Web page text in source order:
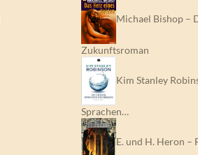
Michael Bishop –
Zukunftsroman
Kim Stanley
Sprachen…
E. und H. Heron –